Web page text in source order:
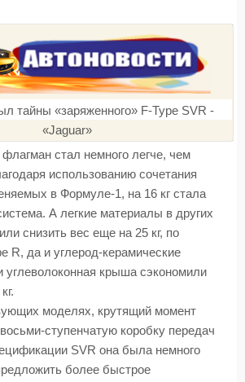
стал немного легче, чем
использованию сочетания
в Формуле-1, на 16 кг стала
А легкие материалы в других
снизить вес еще на 25 кг, по
R, да и углерод-керамические
углеволоконная крыша сэкономили
моделях, крутящий момент
ступенчатую коробку передач
SVR она была немного
более быстрое